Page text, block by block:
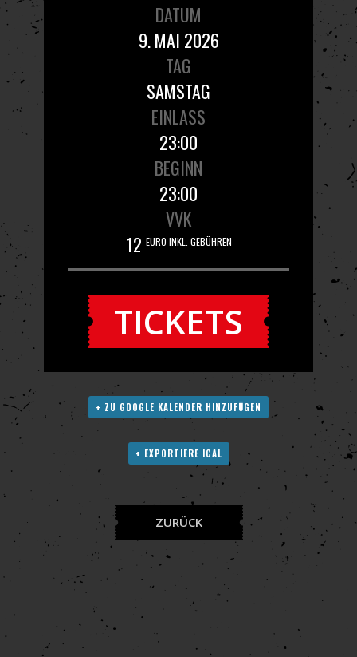
DATUM
9. MAI 2026
TAG
SAMSTAG
EINLASS
23:00
BEGINN
23:00
VVK
12 EURO INKL. GEBÜHREN
TICKETS
+ ZU GOOGLE KALENDER HINZUFÜGEN
+ EXPORTIERE ICAL
ZURÜCK